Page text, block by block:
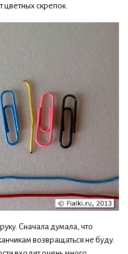
скрепок.
Сначала думала, что
возвращаться не буду.